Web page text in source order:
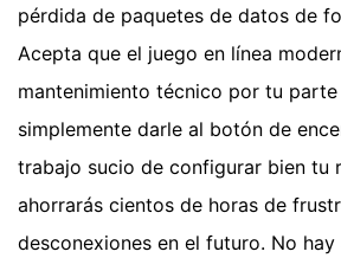
pérdida de paquetes de datos de
Acepta que el juego en línea
mantenimiento técnico por tu
simplemente darle al botón de
trabajo sucio de configurar bien tu
ahorrarás cientos de horas de
desconexiones en el futuro. No